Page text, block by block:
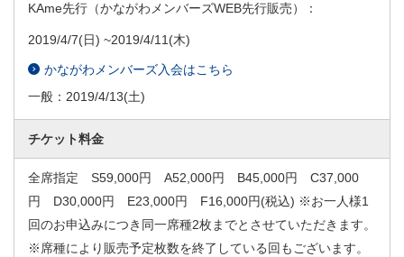
KAme先行（かながわメンバーズWEB先行販売）：
2019/4/7(日) ~2019/4/11(木)
かながわメンバーズ入会はこちら
一般： 2019/4/13(土)
チケット料金
全席指定 S59,000円 A52,000円 B45,000円 C37,000
円 D30,000円 E23,000円 F16,000円(税込) ※お一人様1
回のお申込みにつき同一席種2枚までとさせていただきます。
※席種により販売予定枚数を終了している回もございます。